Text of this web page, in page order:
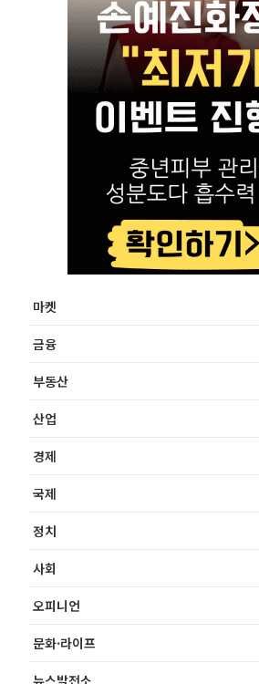
마켓
금융
부동산
산업
경제
국제
정치
사회
오피니언
문화·라이프
뉴스발전소